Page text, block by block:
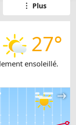
Plus
27°
ensoleillé.